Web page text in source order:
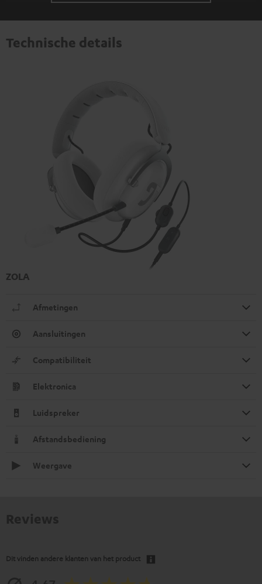
Technische details
ZOLA
Afmetingen
Aansluitingen
Compatibiliteit
Elektronica
Luidspreker
Afstandsbediening
Weergave
Dit vinden andere klanten van het product